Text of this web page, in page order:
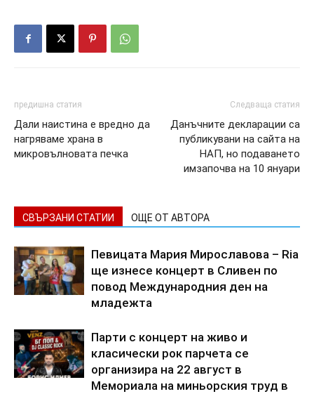
предишна статия
Дали наистина е вредно да
нагряваме храна в
микровълновата печка
Следваща статия
Данъчните декларации са
публикувани на сайта на
НАП, но подаването
имзапочва на 10 януари
СВЪРЗАНИ СТАТИИ ОЩЕ ОТ АВТОРА
Певицата Мария Мирославова – Ria
ще изнесе концерт в Сливен по
повод Международния ден на
младежта
Парти с концерт на живо и
класически рок парчета се
организира на 22 август в
Мемориала на миньорския труд в